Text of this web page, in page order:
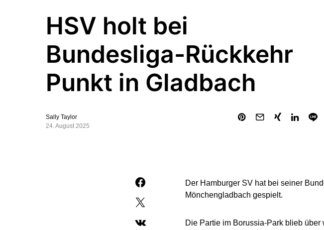
HSV holt bei
Bundesliga-Rückkehr
Punkt in Gladbach
Sally Taylor
24. August 2025
Der Hamburger SV hat bei seiner
Mönchengladbach gespielt.
Die Partie im Borussia-Park blieb